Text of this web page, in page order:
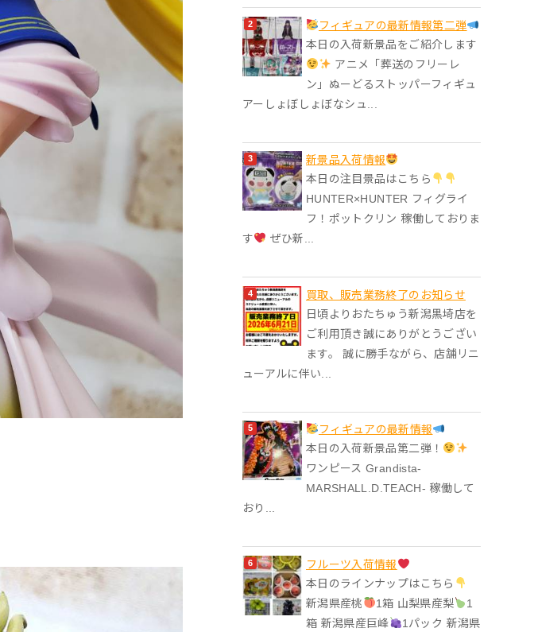
フィギュアの最新情報第二弾
本日の入荷新景品をご紹介します
アニメ「葬送のフリーレ
ン」ぬーどるストッパーフィギュ
アーしょぼしょぼなシュ...
‎新景品入荷情報
本日の注目景品はこちら
HUNTER×HUNTER フィグライ
フ！ポットクリン 稼働しておりま
す
ぜひ新...
買取、販売業務終了のお知らせ
日頃よりおたちゅう新潟黒埼店を
ご利用頂き誠にありがとうござい
ます。 誠に勝手ながら、店舗リニ
ューアルに伴い...
フィギュアの最新情報
本日の入荷新景品第二弾！
ワンピース Grandista-
MARSHALL.D.TEACH- 稼働して
おり...
フルーツ入荷情報
本日のラインナップはこちら
新潟県産桃
1箱 山梨県産梨
1
箱 新潟県産巨峰
1パック 新潟県